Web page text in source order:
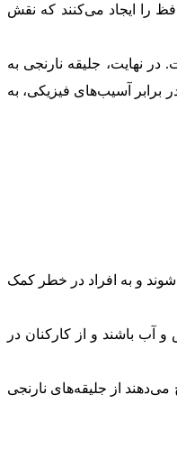
را ایجاد می‌کنند که نقش
نهایت، جلیقه نارنجی به
برابر آسیب‌های فیزیکی، به
شوند و به افراد در خطر کمک
آب باشند و از کارکنان در
از جلیقه‌های نارنجی